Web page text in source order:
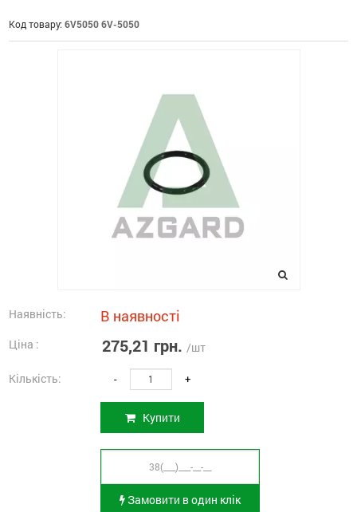
Код товару: 6V5050 6V-5050
Наявність: В наявності
Ціна : 275,21 грн. /шт
Кількість: - +
Купити
Замовити в один клік